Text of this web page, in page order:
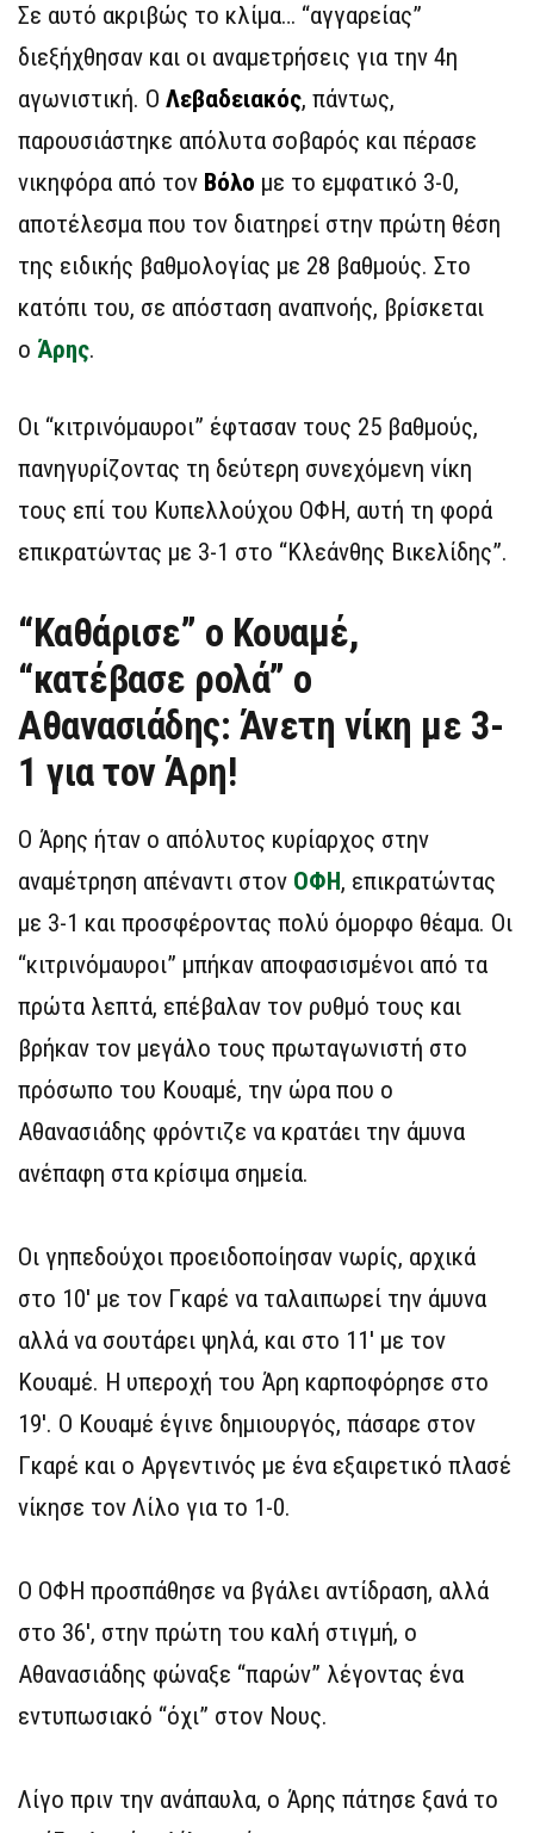
Σε αυτό ακριβώς το κλίμα… “αγγαρείας”
διεξήχθησαν και οι αναμετρήσεις για την 4η
αγωνιστική. Ο Λεβαδειακός, πάντως,
παρουσιάστηκε απόλυτα σοβαρός και πέρασε
νικηφόρα από τον Βόλο με το εμφατικό 3-0,
αποτέλεσμα που τον διατηρεί στην πρώτη θέση
της ειδικής βαθμολογίας με 28 βαθμούς. Στο
κατόπι του, σε απόσταση αναπνοής, βρίσκεται
ο Άρης.
Οι “κιτρινόμαυροι” έφτασαν τους 25 βαθμούς,
πανηγυρίζοντας τη δεύτερη συνεχόμενη νίκη
τους επί του Κυπελλούχου ΟΦΗ, αυτή τη φορά
επικρατώντας με 3-1 στο “Κλεάνθης Βικελίδης”.
“Καθάρισε” ο Κουαμέ,
“κατέβασε ρολά” ο
Αθανασιάδης: Άνετη νίκη με 3-
1 για τον Άρη!
Ο Άρης ήταν ο απόλυτος κυρίαρχος στην
αναμέτρηση απέναντι στον ΟΦΗ, επικρατώντας
με 3-1 και προσφέροντας πολύ όμορφο θέαμα. Οι
“κιτρινόμαυροι” μπήκαν αποφασισμένοι από τα
πρώτα λεπτά, επέβαλαν τον ρυθμό τους και
βρήκαν τον μεγάλο τους πρωταγωνιστή στο
πρόσωπο του Κουαμέ, την ώρα που ο
Αθανασιάδης φρόντιζε να κρατάει την άμυνα
ανέπαφη στα κρίσιμα σημεία.
Οι γηπεδούχοι προειδοποίησαν νωρίς, αρχικά
στο 10′ με τον Γκαρέ να ταλαιπωρεί την άμυνα
αλλά να σουτάρει ψηλά, και στο 11′ με τον
Κουαμέ. Η υπεροχή του Άρη καρποφόρησε στο
19′. Ο Κουαμέ έγινε δημιουργός, πάσαρε στον
Γκαρέ και ο Αργεντινός με ένα εξαιρετικό πλασέ
νίκησε τον Λίλο για το 1-0.
Ο ΟΦΗ προσπάθησε να βγάλει αντίδραση, αλλά
στο 36′, στην πρώτη του καλή στιγμή, ο
Αθανασιάδης φώναξε “παρών” λέγοντας ένα
εντυπωσιακό “όχι” στον Νους.
Λίγο πριν την ανάπαυλα, ο Άρης πάτησε ξανά το